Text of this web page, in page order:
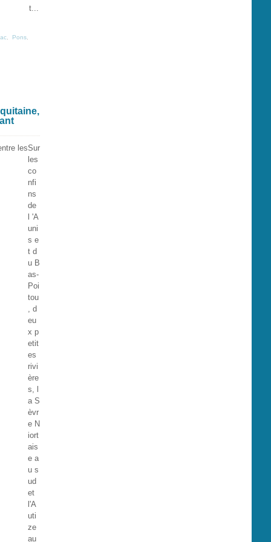
t...
Pons
Sur
les
co
nfi
ns
de
l 'A
uni
s e
t d
u B
as-
Poi
tou
, d
eu
x p
etit
es
rivi
ère
s, l
a S
èvr
e N
iort
ais
e a
u s
ud
et
l'A
uti
ze
au